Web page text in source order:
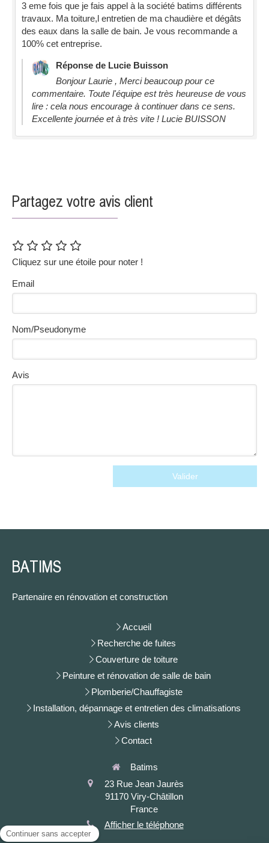
3 eme fois que je fais appel à la société batims différents
travaux. Ma toiture,l entretien de ma chaudière et dégâts
des eaux dans la salle de bain. Je vous recommande a
100% cet entreprise.
Réponse de Lucie Buisson
Bonjour Laurie , Merci beaucoup pour ce
commentaire. Toute l'équipe est très heureuse de vous
lire : cela nous encourage à continuer dans ce sens.
Excellente journée et à très vite ! Lucie BUISSON
Partagez votre avis client
Cliquez sur une étoile pour noter !
Email
Nom/Pseudonyme
Avis
Valider
BATIMS
Partenaire en rénovation et construction
Accueil
Recherche de fuites
Couverture de toiture
Peinture et rénovation de salle de bain
Plomberie/Chauffagiste
Installation, dépannage et entretien des climatisations
Avis clients
Contact
Batims
23 Rue Jean Jaurès
91170 Viry-Châtillon
France
Afficher le téléphone